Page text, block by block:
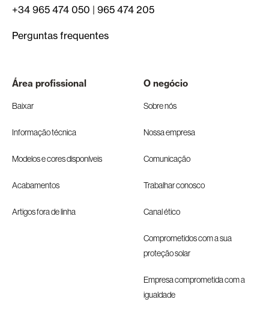
+34 965 474 050 | 965 474 205
Perguntas frequentes
Área profissional
Baixar
Informação técnica
Modelos e cores disponíveis
Acabamentos
Artigos fora de linha
O negócio
Sobre nós
Nossa empresa
Comunicação
Trabalhar conosco
Canal ético
Comprometidos com a sua
proteção solar
Empresa comprometida com a
igualdade